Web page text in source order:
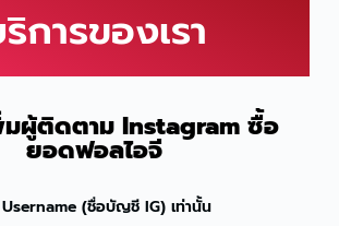
การของเรา
มผู้ติดตาม Instagram ซื้อ
ยอดฟอลไอจี
Username (ชื่อบัญชี IG) เท่านั้น